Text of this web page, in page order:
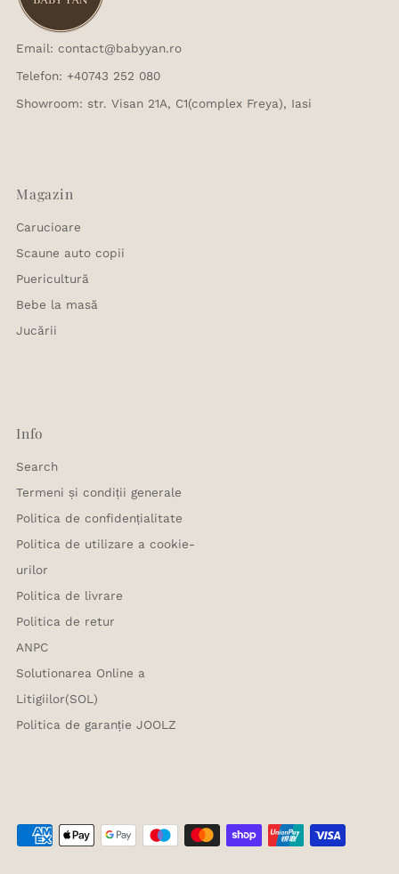
Email: contact@babyyan.ro
Telefon: +40743 252 080
Showroom: str. Visan 21A, C1(complex Freya), Iasi
Magazin
Carucioare
Scaune auto copii
Puericultură
Bebe la masă
Jucării
Info
Search
Termeni și condiții generale
Politica de confidențialitate
Politica de utilizare a cookie-
urilor
Politica de livrare
Politica de retur
ANPC
Solutionarea Online a
Litigiilor(SOL)
Politica de garanție JOOLZ